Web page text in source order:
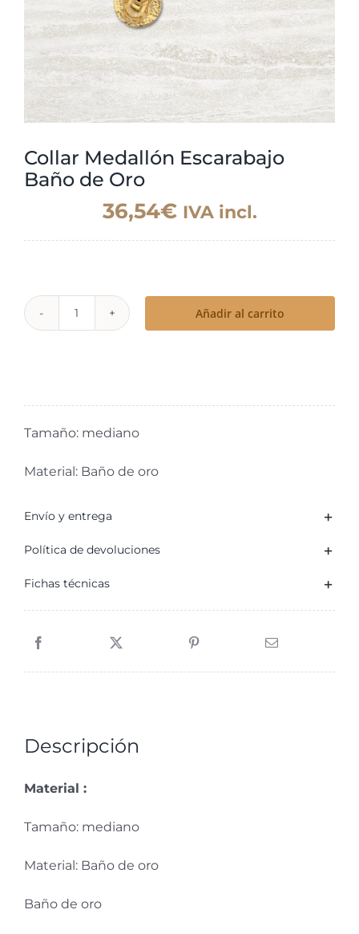
Collar Medallón Escarabajo
Baño de Oro
36,54€ IVA incl.
Oro
Añadir al carrito
Tamaño: mediano
Material: Baño de oro
Envío y entrega
Política de devoluciones
Fichas técnicas
Descripción
Material :
Tamaño: mediano
Material: Baño de oro
Baño de oro